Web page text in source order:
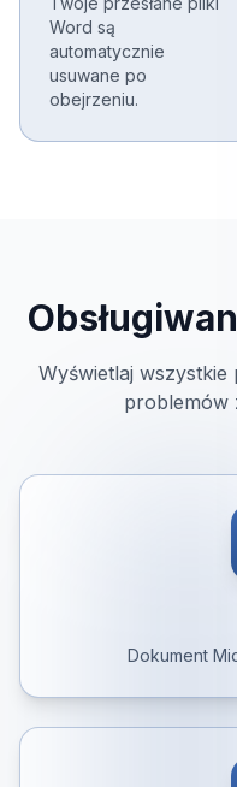
Word są
automatycznie
usuwane po
obejrzeniu.
Wyświetlaj
problemów
Dokument